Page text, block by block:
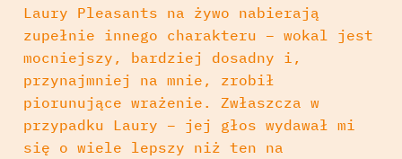
Laury Pleasants na żywo nabierają
zupełnie innego charakteru – wokal jest
mocniejszy, bardziej dosadny i,
przynajmniej na mnie, zrobił
piorunujące wrażenie. Zwłaszcza w
przypadku Laury – jej głos wydawał mi
się o wiele lepszy niż ten na